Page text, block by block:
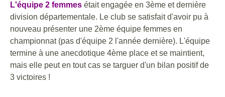
L'équipe 2 femmes était engagée en 3ème et dernière
division départementale. Le club se satisfait d'avoir pu à
nouveau présenter une 2ème équipe femmes en
championnat (pas d'équipe 2 l'année dernière). L'équipe
termine à une anecdotique 4ème place et se maintient,
mais elle peut en tout cas se targuer d'un bilan positif de
3 victoires !